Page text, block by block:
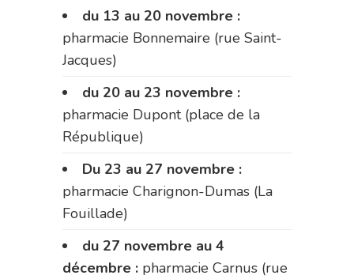
du 13 au 20 novembre :
pharmacie Bonnemaire (rue Saint-
Jacques)
du 20 au 23 novembre :
pharmacie Dupont (place de la
République)
Du 23 au 27 novembre :
pharmacie Charignon-Dumas (La
Fouillade)
du 27 novembre au 4
décembre : pharmacie Carnus (rue